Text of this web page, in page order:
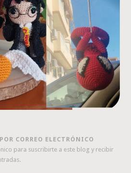
CORREO ELECTRÓNICO
para suscribirte a este blog y recibir